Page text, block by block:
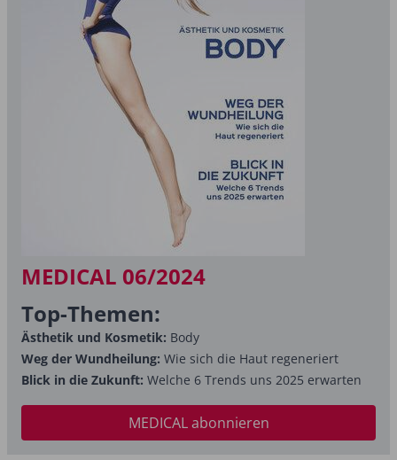
MEDICAL 06/2024
Top-Themen:
Ästhetik und Kosmetik: Body
Weg der Wundheilung: Wie sich die Haut regeneriert
Blick in die Zukunft: Welche 6 Trends uns 2025 erwarten
MEDICAL abonnieren